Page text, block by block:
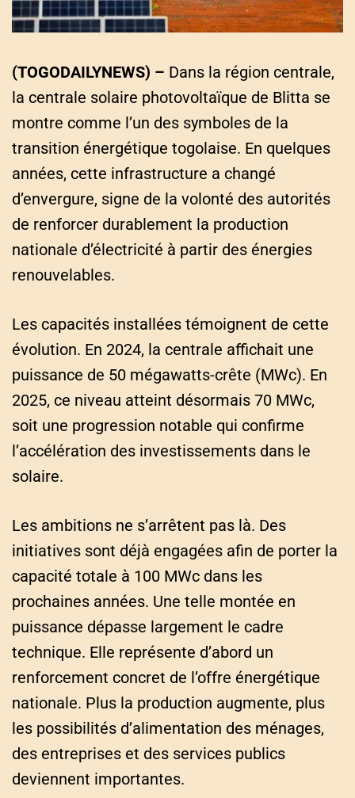
d
t
(TOGODAILYNEWS) – Dans la région centrale,
la centrale solaire photovoltaïque de Blitta se
montre comme l’un des symboles de la
transition énergétique togolaise. En quelques
années, cette infrastructure a changé
d’envergure, signe de la volonté des autorités
de renforcer durablement la production
nationale d’électricité à partir des énergies
renouvelables.
Les capacités installées témoignent de cette
évolution. En 2024, la centrale affichait une
puissance de 50 mégawatts-crête (MWc). En
2025, ce niveau atteint désormais 70 MWc,
soit une progression notable qui confirme
l’accélération des investissements dans le
solaire.
Les ambitions ne s’arrêtent pas là. Des
initiatives sont déjà engagées afin de porter la
capacité totale à 100 MWc dans les
prochaines années. Une telle montée en
puissance dépasse largement le cadre
technique. Elle représente d’abord un
renforcement concret de l’offre énergétique
nationale. Plus la production augmente, plus
les possibilités d’alimentation des ménages,
des entreprises et des services publics
deviennent importantes.